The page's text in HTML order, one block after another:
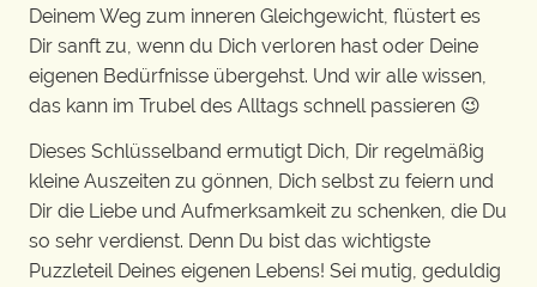
Deinem Weg zum inneren Gleichgewicht, flüstert es
Dir sanft zu, wenn du Dich verloren hast oder Deine
eigenen Bedürfnisse übergehst. Und wir alle wissen,
das kann im Trubel des Alltags schnell passieren 😉
Dieses Schlüsselband ermutigt Dich, Dir regelmäßig
kleine Auszeiten zu gönnen, Dich selbst zu feiern und
Dir die Liebe und Aufmerksamkeit zu schenken, die Du
so sehr verdienst. Denn Du bist das wichtigste
Puzzleteil Deines eigenen Lebens! Sei mutig, geduldig